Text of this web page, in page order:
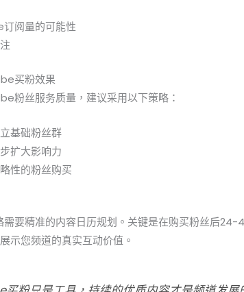
阅量的可能性
买粉效果
粉丝服务质量，建议采用以下策略：
基础粉丝群
扩大影响力
性的粉丝购买
要精准的内容日历规划。关键是在购买粉丝后24-
示您频道的真实互动价值。